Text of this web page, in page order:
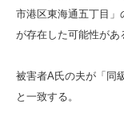
市港区東海通五丁目」
が存在した可能性があ
被害者A氏の夫が「同
と一致する。